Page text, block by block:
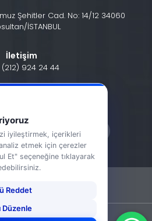
Şehitler Cad. No: 14/12 34060
İSTANBUL
İletişim
924 24 44
- Gizlilik Bildirimi
iyileştirmek, içerikleri
etmek için çerezler
Et" seçeneğine tıklayarak
Reddet
Düzenle